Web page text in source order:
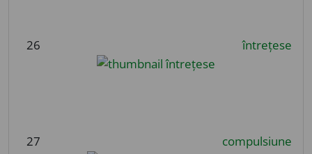
26 întrețese
27 compulsiune